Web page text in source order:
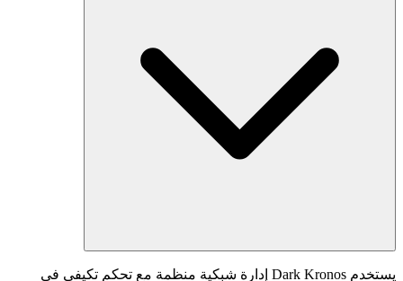
يستخدم Dark Kronos إدارة شبكية منظمة مع تحكم تكيفي في